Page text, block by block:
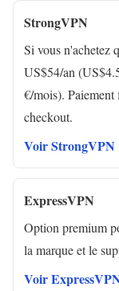
StrongVPN
Si vous n'achetez
US$54/an
€/mois).
checkout.
Voir StrongVPN
ExpressVPN
Option premium
la marque et le
Voir